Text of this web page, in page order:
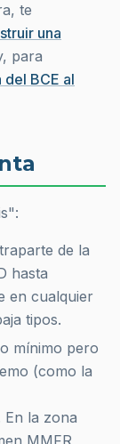
te
una
para
del BCE al
de la
hasta
en cualquier
tipos.
mínimo pero
(como la
En la zona
MMFR